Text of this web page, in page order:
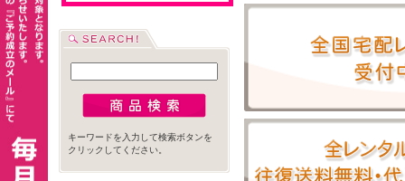
キーワードを入力して検索ボタンを
クリックしてください。